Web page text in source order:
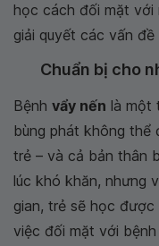
học cách đối mặt với
giải quyết các vấn đề
Chuẩn bị cho
Bệnh vẩy nến là một
bùng phát không thể
trẻ – và cả bản thân
lúc khó khăn, nhưng
gian, trẻ sẽ học được
việc đối mặt với